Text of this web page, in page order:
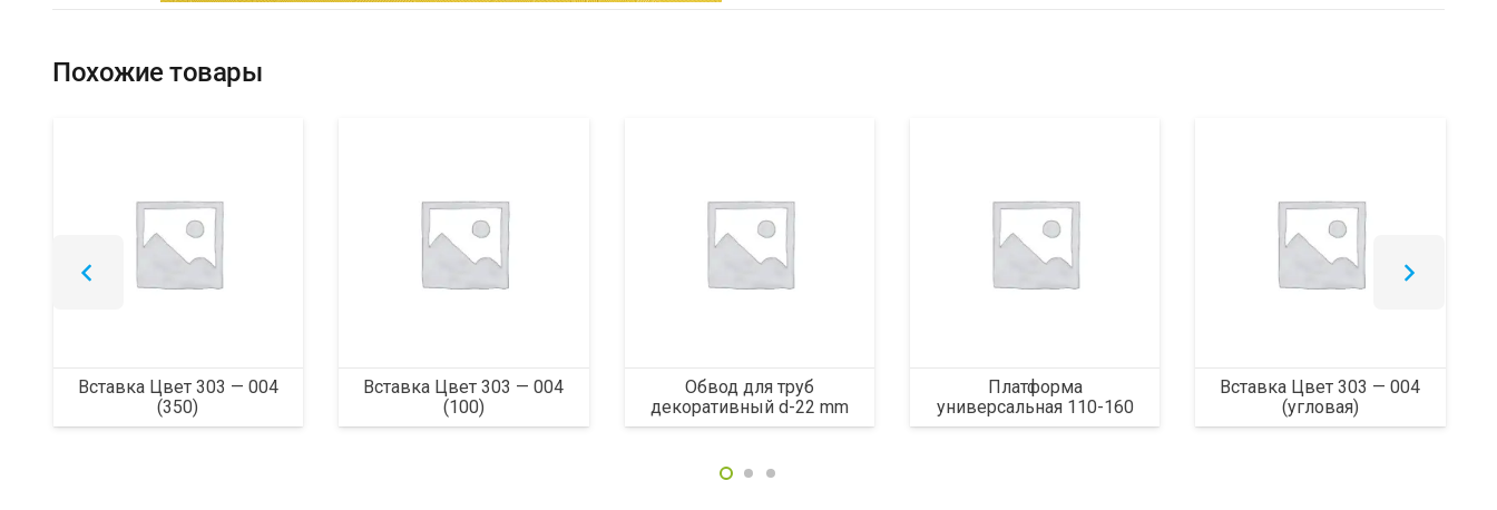
Похожие товары
Вставка Цвет 303 — 004
(350)
Вставка Цвет 303 — 004
(100)
Обвод для труб
декоративный d-22 mm
Платформа
универсальная 110-160
Вставка Цвет 303 — 004
(угловая)